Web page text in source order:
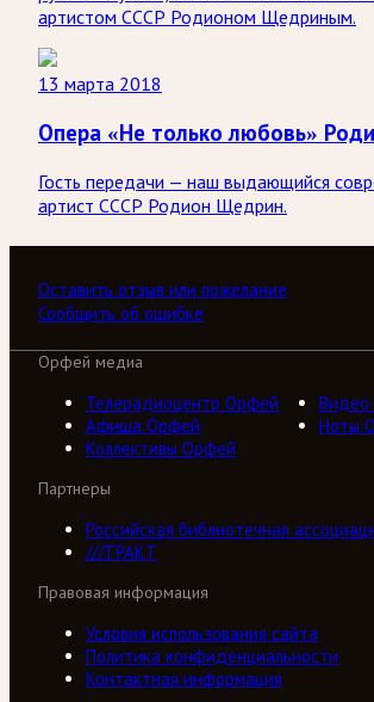
артистом СССР Родионом Щедриным.
13 марта 2018
Опера «Не только любовь»
Гость передачи — наш выдающийся
артист СССР Родион Щедрин.
Оставить отзыв или пожелание
Сообщить об ошибке
Орфей медиа
Телерадиоцентр Орфей
Афиша Орфей
Ноты
Коллективы Орфей
Партнеры
Российская библиотечная
///ТРАКТ
Правовая информация
Условия использования сайта
Политика конфиденциальности
Контактная информация